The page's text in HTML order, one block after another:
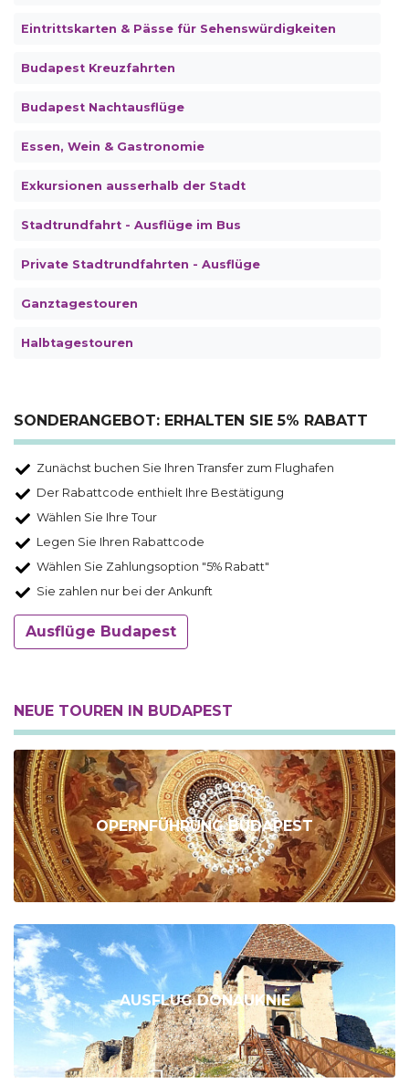
Eintrittskarten & Pässe für Sehenswürdigkeiten
Budapest Kreuzfahrten
Budapest Nachtausflüge
Essen, Wein & Gastronomie
Exkursionen ausserhalb der Stadt
Stadtrundfahrt - Ausflüge im Bus
Private Stadtrundfahrten - Ausflüge
Ganztagestouren
Halbtagestouren
SONDERANGEBOT: ERHALTEN SIE 5% RABATT
Zunächst buchen Sie Ihren Transfer zum Flughafen
Der Rabattcode enthielt Ihre Bestätigung
Wählen Sie Ihre Tour
Legen Sie Ihren Rabattcode
Wählen Sie Zahlungsoption "5% Rabatt"
Sie zahlen nur bei der Ankunft
Ausflüge Budapest
NEUE TOUREN IN BUDAPEST
OPERNFÜHRUNG BUDAPEST
AUSFLUG DONAUKNIE